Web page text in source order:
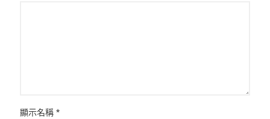
顯示名稱 *